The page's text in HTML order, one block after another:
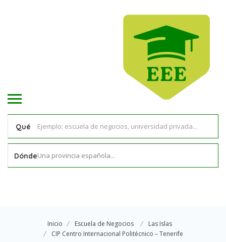
Qué
DóndeUna provincia española...
Inicio Escuela de Negocios
Las Islas
CIP Centro Internacional Politécnico – Tenerife